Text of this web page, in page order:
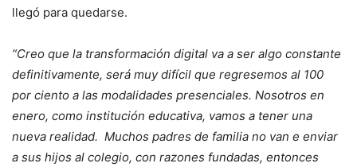
llegó para quedarse.
“Creo que la transformación digital va a ser algo constante
definitivamente, será muy difícil que regresemos al 100
por ciento a las modalidades presenciales. Nosotros en
enero, como institución educativa, vamos a tener una
nueva realidad. Muchos padres de familia no van e enviar
a sus hijos al colegio, con razones fundadas, entonces